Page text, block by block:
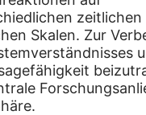
zeitlichen
Skalen. Zur